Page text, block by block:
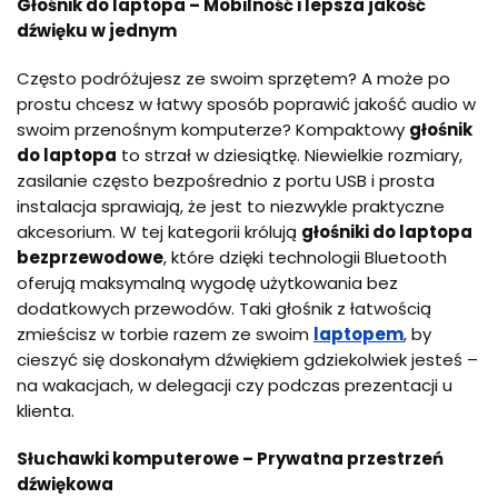
Głośnik do laptopa – Mobilność i lepsza jakość
dźwięku w jednym
Często podróżujesz ze swoim sprzętem? A może po
prostu chcesz w łatwy sposób poprawić jakość audio w
swoim przenośnym komputerze? Kompaktowy głośnik
do laptopa to strzał w dziesiątkę. Niewielkie rozmiary,
zasilanie często bezpośrednio z portu USB i prosta
instalacja sprawiają, że jest to niezwykle praktyczne
akcesorium. W tej kategorii królują głośniki do laptopa
bezprzewodowe, które dzięki technologii Bluetooth
oferują maksymalną wygodę użytkowania bez
dodatkowych przewodów. Taki głośnik z łatwością
zmieścisz w torbie razem ze swoim laptopem, by
cieszyć się doskonałym dźwiękiem gdziekolwiek jesteś –
na wakacjach, w delegacji czy podczas prezentacji u
klienta.
Słuchawki komputerowe – Prywatna przestrzeń
dźwiękowa